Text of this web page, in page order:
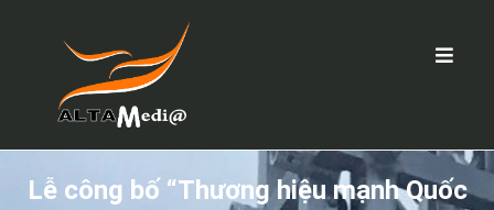
Lễ công bố “Thương hiệu mạnh Quốc